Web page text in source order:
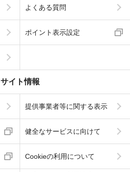
よくある質問
ポイント表示設定
サイト情報
提供事業者等に関する表示
健全なサービスに向けて
Cookieの利用について